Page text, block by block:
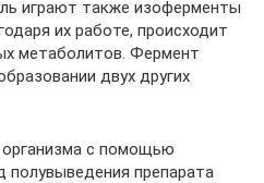
играют также изоферменты
их работе, происходит
метаболитов. Фермент
двух других
с помощью
полувыведения препарата